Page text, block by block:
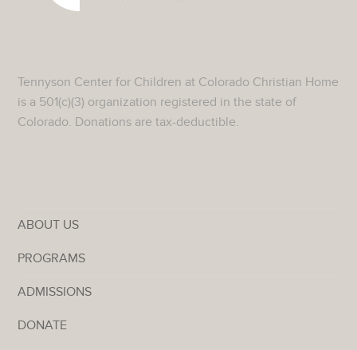
Tennyson Center for Children at Colorado Christian Home
is a 501(c)(3) organization registered in the state of
Colorado. Donations are tax-deductible.
ABOUT US
PROGRAMS
ADMISSIONS
DONATE